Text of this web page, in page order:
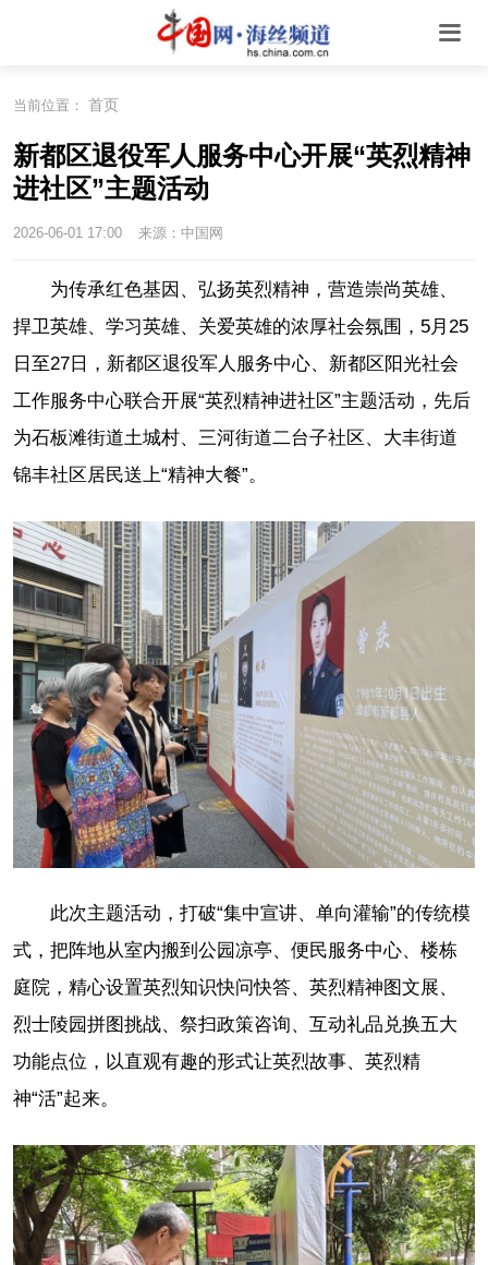
当前位置： 首页
新都区退役军人服务中心开展“英烈精神
进社区”主题活动
2026-06-01 17:00 来源：中国网
为传承红色基因、弘扬英烈精神，营造崇尚英雄、
捍卫英雄、学习英雄、关爱英雄的浓厚社会氛围，5月25
日至27日，新都区退役军人服务中心、新都区阳光社会
工作服务中心联合开展“英烈精神进社区”主题活动，先后
为石板滩街道土城村、三河街道二台子社区、大丰街道
锦丰社区居民送上“精神大餐”。
此次主题活动，打破“集中宣讲、单向灌输”的传统模
式，把阵地从室内搬到公园凉亭、便民服务中心、楼栋
庭院，精心设置英烈知识快问快答、英烈精神图文展、
烈士陵园拼图挑战、祭扫政策咨询、互动礼品兑换五大
功能点位，以直观有趣的形式让英烈故事、英烈精
神“活”起来。